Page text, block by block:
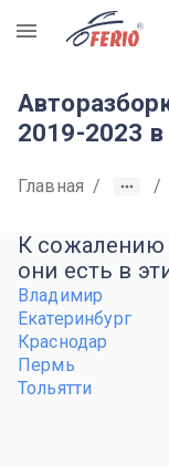
R
2019-2023
Главная / /
К сожалению
они есть в
Владимир
Екатеринбург
Краснодар
Пермь
Тольятти